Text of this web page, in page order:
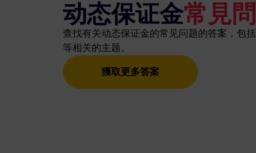
动态保证金常見
查找有关动态保证金的常见问题的答案，包
等相关的主题。
獲取更多答案